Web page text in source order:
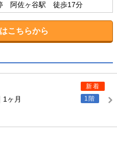
阿佐ヶ谷駅 徒歩17分
こちらから
新着
1階
1ヶ月